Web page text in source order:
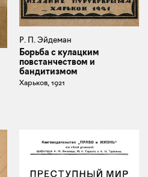
Р. П. Эйдеман
Борьба с кулацким
повстанчеством и
бандитизмом
Харьков, 1921